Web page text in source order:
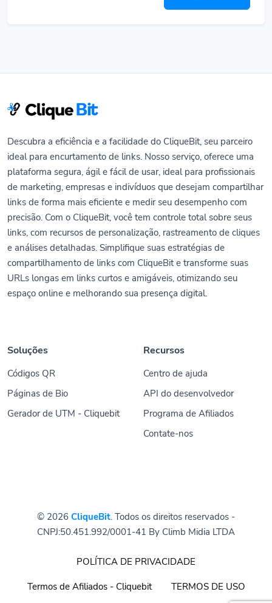
Descubra a eficiência e a facilidade do CliqueBit, seu parceiro
ideal para encurtamento de links. Nosso serviço, oferece uma
plataforma segura, ágil e fácil de usar, ideal para profissionais
de marketing, empresas e indivíduos que desejam compartilhar
links de forma mais eficiente e medir seu desempenho com
precisão. Com o CliqueBit, você tem controle total sobre seus
links, com recursos de personalização, rastreamento de cliques
e análises detalhadas. Simplifique suas estratégias de
compartilhamento de links com CliqueBit e transforme suas
URLs longas em links curtos e amigáveis, otimizando seu
espaço online e melhorando sua presença digital.
Soluções
Códigos QR
Páginas de Bio
Gerador de UTM - Cliquebit
Recursos
Centro de ajuda
API do desenvolvedor
Programa de Afiliados
Contate-nos
© 2026 CliqueBit. Todos os direitos reservados -
CNPJ:50.451.992/0001-41 By Climb Midia LTDA
POLÍTICA DE PRIVACIDADE
Termos de Afiliados - Cliquebit TERMOS DE USO